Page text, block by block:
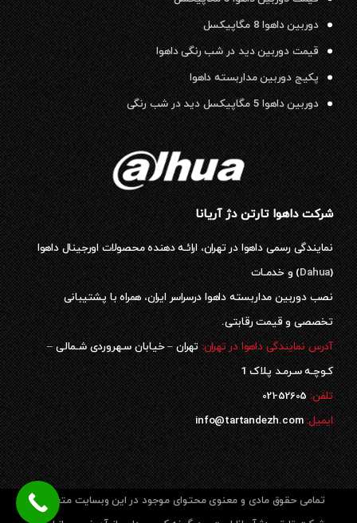
دوربین داهوا 8 مگاپیکسل
قیمت دوربین دید در شب رنگی داهوا
پکیج دوربین مداربسته داهوا
دوربین داهوا 5 مگاپیکسل دید در شب رنگی
شرکت داهوا تارتن دژ آریانا
نمایندگی رسمی داهوا در تهران، ارائـه دهنده محصولات اورجینال داهوا
(
Dahua) و خدمـات
نصب دوربین مداربسته داهوا درسراسر ایران، همراه با پشتیبانی
تخصصی و قیمت رقابتی.
آدرس نمایندگی داهوا در تهران:تهران – خیابان سـهروردی شـمالی –
کـوچـه سـرمـد پلاک 1
تلفن:52605-021
ایمیل:info@tartandezh.com
تمامی حقوق مادی و معنوی محتوای موجود در این وبسایت متعلق به